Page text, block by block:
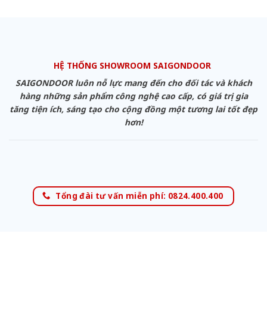
HỆ THỐNG SHOWROOM SAIGONDOOR
SAIGONDOOR luôn nỗ lực mang đến cho đối tác và khách
hàng những sản phẩm công nghệ cao cấp, có giá trị gia
tăng tiện ích, sáng tạo cho cộng đồng một tương lai tốt đẹp
hơn!
Tổng đài tư vấn miễn phí: 0824.400.400